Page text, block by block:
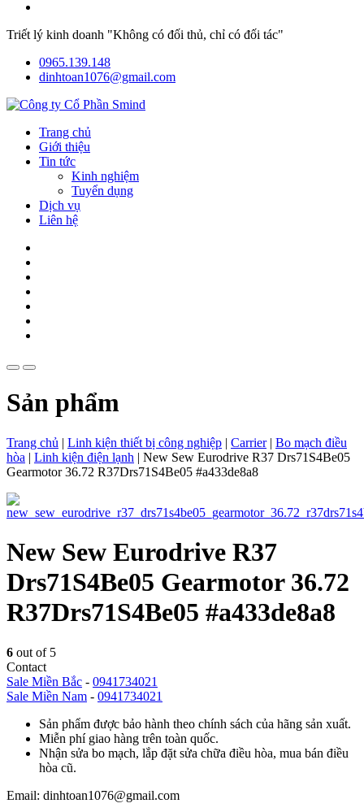
Triết lý kinh doanh "Không có đối thủ, chỉ có đối tác"
0965.139.148
dinhtoan1076@gmail.com
Trang chủ
Giới thiệu
Tin tức
Kinh nghiệm
Tuyển dụng
Dịch vụ
Liên hệ
Sản phẩm
Trang chủ | Linh kiện thiết bị công nghiệp | Carrier| Bo mạch điều
hòa | Linh kiện điện lạnh | New Sew Eurodrive R37 Drs71S4Be05
Gearmotor 36.72 R37Drs71S4Be05 #a433de8a8
New Sew Eurodrive R37
Drs71S4Be05 Gearmotor 36.72
R37Drs71S4Be05 #a433de8a8
6 out of 5
Contact
Sale Miền Bắc - 0941734021
Sale Miền Nam - 0941734021
Sản phẩm được bảo hành theo chính sách của hãng sản xuất.
Miễn phí giao hàng trên toàn quốc.
Nhận sửa bo mạch, lắp đặt sửa chữa điều hòa, mua bán điều
hòa cũ.
Email: dinhtoan1076@gmail.com